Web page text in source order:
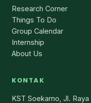
Research Corner
Things To Do
Group Calendar
Internship
About Us
KONTAK
KST Soekarno, Jl.